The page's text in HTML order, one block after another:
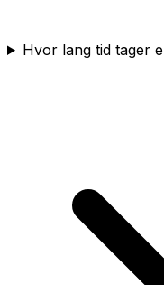
Hvor lang tid tager